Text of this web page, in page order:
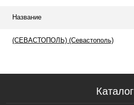
Название
(СЕВАСТОПОЛЬ) (Севастополь)
Каталог